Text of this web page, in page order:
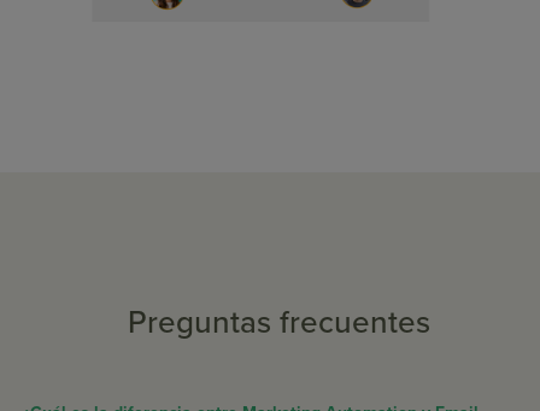
Preguntas frecuentes